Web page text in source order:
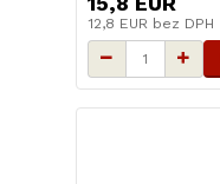
12,8 EUR bez DPH